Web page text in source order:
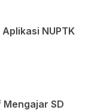
NUPTK
SD